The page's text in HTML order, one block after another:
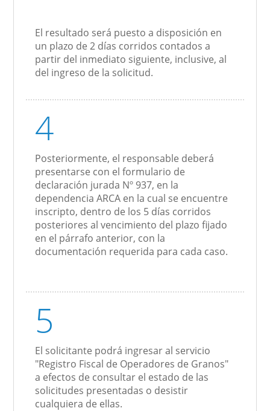
El resultado será puesto a disposición en
un plazo de 2 días corridos contados a
partir del inmediato siguiente, inclusive, al
del ingreso de la solicitud.
4
Posteriormente, el responsable deberá
presentarse con el formulario de
declaración jurada Nº 937, en la
dependencia ARCA en la cual se encuentre
inscripto, dentro de los 5 días corridos
posteriores al vencimiento del plazo fijado
en el párrafo anterior, con la
documentación requerida para cada caso.
5
El solicitante podrá ingresar al servicio
"Registro Fiscal de Operadores de Granos"
a efectos de consultar el estado de las
solicitudes presentadas o desistir
cualquiera de ellas.